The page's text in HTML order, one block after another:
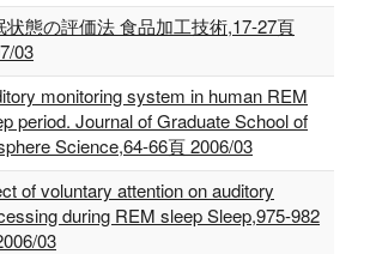
状態の評価法 食品加工技術,17-27頁
03
monitoring system in human REM
period. Journal of Graduate School of
Science,64-66頁 2006/03
of voluntary attention on auditory
during REM sleep Sleep,975-982
03